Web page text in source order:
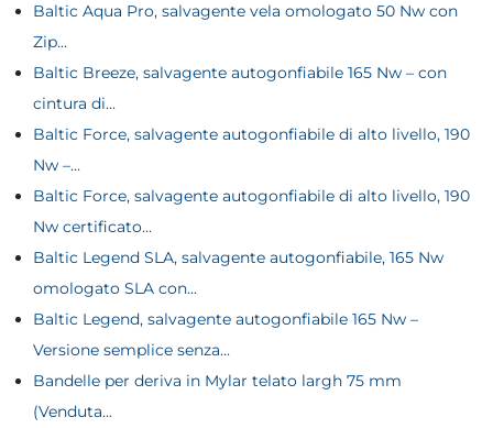
Baltic Aqua Pro, salvagente vela omologato 50 Nw con
Zip...
Baltic Breeze, salvagente autogonfiabile 165 Nw – con
cintura di...
Baltic Force, salvagente autogonfiabile di alto livello, 190
Nw –...
Baltic Force, salvagente autogonfiabile di alto livello, 190
Nw certificato...
Baltic Legend SLA, salvagente autogonfiabile, 165 Nw
omologato SLA con...
Baltic Legend, salvagente autogonfiabile 165 Nw –
Versione semplice senza...
Bandelle per deriva in Mylar telato largh 75 mm
(Venduta...